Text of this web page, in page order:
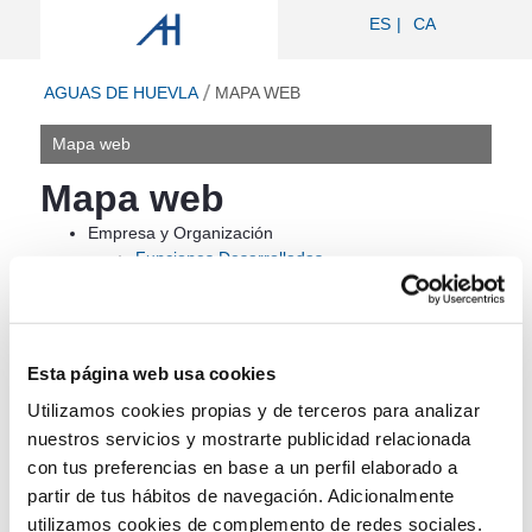
Esta página web usa cookies
Utilizamos cookies propias y de terceros para analizar
nuestros servicios y mostrarte publicidad relacionada
con tus preferencias en base a un perfil elaborado a
partir de tus hábitos de navegación. Adicionalmente
utilizamos cookies de complemento de redes sociales.
Mapa web - Aguas de Huevla
ES CA
AGUAS DE HUEVLA MAPA WEB
Mapa web
Mapa web
Empresa y Organización
Funciones Desarrolladas
Cartas de servicio
Representación de los trabajadores
Salud pública
Procesos de selección
Información económica y estadística
Normativa aplicable